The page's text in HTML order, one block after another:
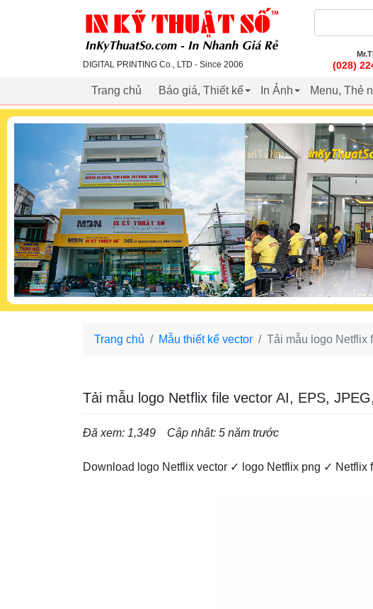
inkythuatso.com
DIGITAL PRINTING Co., LTD - Since 2006 (028)
Trang chủ Báo giá, Thiết kế In Ảnh Menu, Thẻ
Trang chủ Mẫu thiết kế vector Tải mẫu logo Netflix
Tải mẫu logo Netflix file vector AI, EPS,
Đã xem: 1,349 Cập nhât: 5 năm trước
Download logo Netflix vector ✓ logo Netflix png ✓